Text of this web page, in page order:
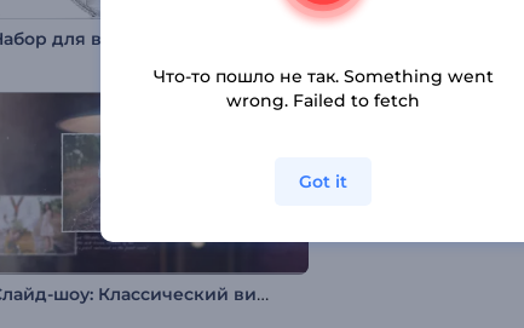
Слайд-шоу: Классический винтаж
Что-то пошло не так. Something went
wrong. Failed to fetch
Got it